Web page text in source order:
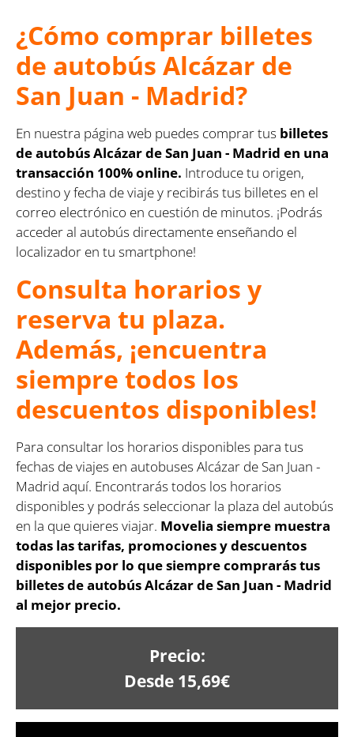
¿Cómo comprar billetes
de autobús Alcázar de
San Juan - Madrid?
En nuestra página web puedes comprar tus billetes
de autobús Alcázar de San Juan - Madrid en una
transacción 100% online. Introduce tu origen,
destino y fecha de viaje y recibirás tus billetes en el
correo electrónico en cuestión de minutos. ¡Podrás
acceder al autobús directamente enseñando el
localizador en tu smartphone!
Consulta horarios y
reserva tu plaza.
Además, ¡encuentra
siempre todos los
descuentos disponibles!
Para consultar los horarios disponibles para tus
fechas de viajes en autobuses Alcázar de San Juan -
Madrid aquí. Encontrarás todos los horarios
disponibles y podrás seleccionar la plaza del autobús
en la que quieres viajar. Movelia siempre muestra
todas las tarifas, promociones y descuentos
disponibles por lo que siempre comprarás tus
billetes de autobús Alcázar de San Juan - Madrid
al mejor precio.
Precio:
Desde 15,69€